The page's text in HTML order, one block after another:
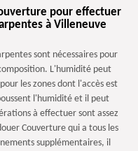
pour effectuer
à Villeneuve
sont nécessaires pour
L'humidité peut
les zones dont l'accès est
l'humidité et il peut
à effectuer sont assez
Couverture qui a tous les
supplémentaires, il